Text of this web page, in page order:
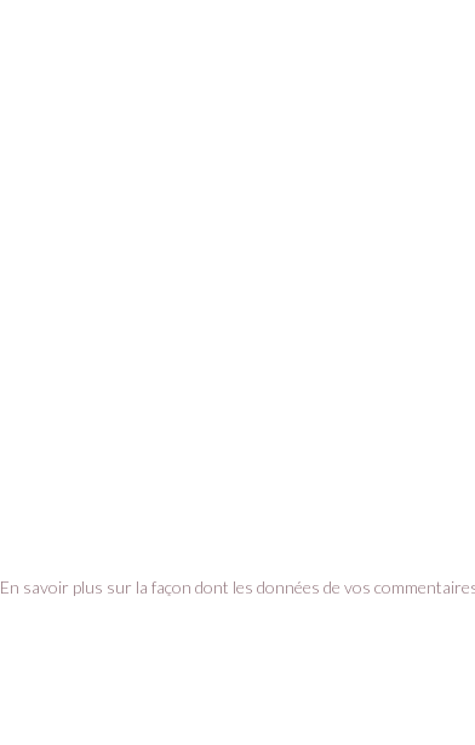
En savoir plus sur la façon dont les données de vos